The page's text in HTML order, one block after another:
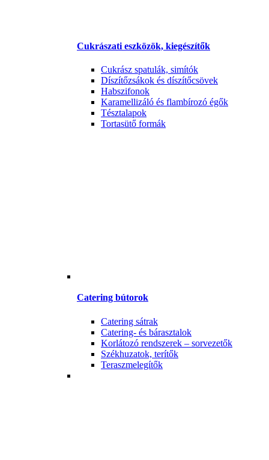
Cukrászati eszközök, kiegészítők
Cukrász spatulák, simítók
Díszítőzsákok és díszítőcsövek
Habszifonok
Karamellizáló és flambírozó égők
Tésztalapok
Tortasütő formák
Catering bútorok
Catering sátrak
Catering- és bárasztalok
Korlátozó rendszerek – sorvezetők
Székhuzatok, terítők
Teraszmelegítők